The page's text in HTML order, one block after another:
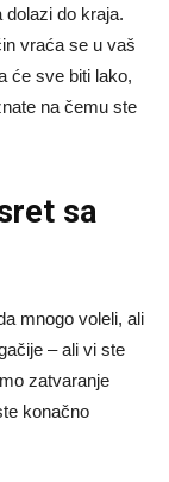
dolazi do kraja.
vraća se u vaš
će sve biti lako,
na čemu ste
sa
mnogo voleli, ali
– ali vi ste
zatvaranje
konačno